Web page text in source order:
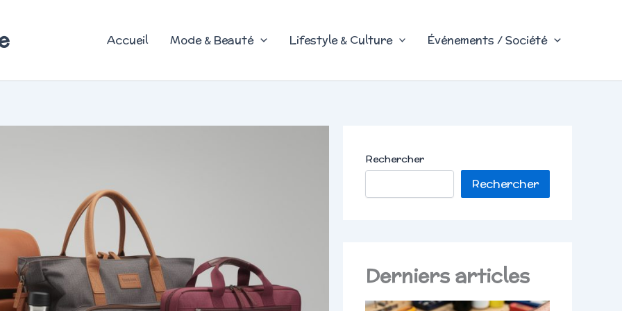
Accueil Mode & Beauté Lifestyle & Culture Événements / Société
Rechercher
Rechercher
Derniers articles